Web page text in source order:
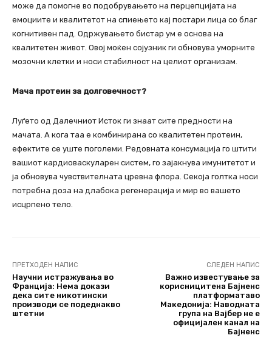
може да помогне во подобрувањето на перцепцијата на
емоциите и квалитетот на спиењето кај постари лица со благ
когнитивен пад. Одржувањето бистар ум е основа на
квалитетен живот. Овој моќен сојузник ги обновува уморните
мозочни клетки и носи стабилност на целиот организам.
Мача протеин за долговечност?
Луѓето од Далечниот Исток ги знаат сите предности на
мачата. А кога таа е комбинирана со квалитетен протеин,
ефектите се уште поголеми. Редовната консумација го штити
вашиот кардиоваскуларен систем, го зајакнува имунитетот и
ја обновува чувствителната цревна флора. Секоја голтка носи
потребна доза на длабока регенерација и мир во вашето
исцрпено тело.
ПРЕТХОДЕН НАПИС
Научни истражувања во
Франција: Нема докази
дека сите никотински
производи се подеднакво
штетни
СЛЕДЕН НАПИС
Важно известување за
корисницитена Бајненс
платформатаво
Македонија: Наводната
група на Вајбер не е
официјален канал на
Бајненс